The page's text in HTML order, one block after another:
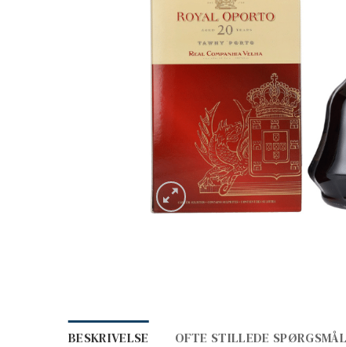
BESKRIVELSE OFTE STILLEDE SPØRGSMÅL